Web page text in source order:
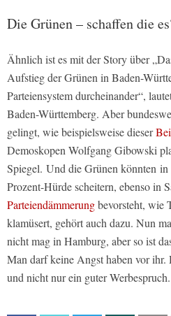
Die Grünen – schaffen die
Ähnlich ist es mit der Story über
Aufstieg der Grünen in Baden-
Parteiensystem durcheinander“,
Baden-Württemberg. Aber
gelingt, wie beispielsweise dieser
Demoskopen Wolfgang Gibowski
Spiegel. Und die Grünen könnten
Prozent-Hürde scheitern, ebenso in
Parteiendämmerungbevorsteht, wie
klamüsert, gehört auch dazu. Nun
nicht mag in Hamburg, aber so ist
Man darf keine Angst haben vor
und nicht nur ein guter Werbespruch.